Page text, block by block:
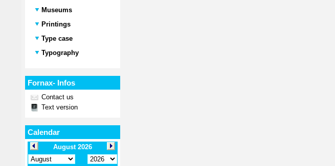
Museums
Printings
Type case
Typography
Fornax- Infos
Contact us
Text version
Calendar